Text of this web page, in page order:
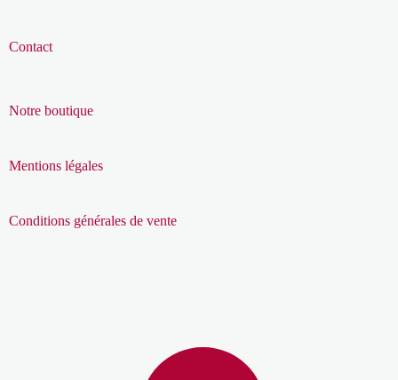
Contact
Notre boutique
Mentions légales
Conditions générales de vente